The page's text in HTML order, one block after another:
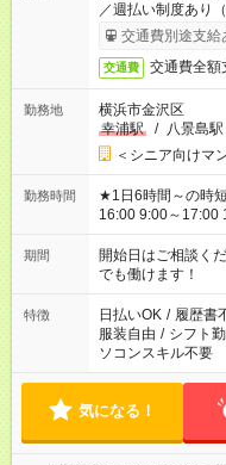
／週払い制度あり
了次第のお支払い
交通費別途支給
交通費 交通費全
勤務地
横浜市金沢区
幸浦駅
/ 八景島駅
＜シニア向けマ
勤務時間
★1日6時間～の時短シフトOK ★スタート
16:00 9:00～17:00
場合、他のお仕事
ん ※法令に基づき
となります ※労働
短時間・短期間の
期間
開始日はご相談
でも働けます！
特徴 日払いOK / 履歴書
服装自由 / シフト
ソコンスキル不要
気になる！